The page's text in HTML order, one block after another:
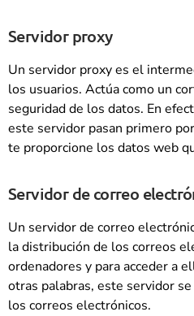
Servidor proxy
Un servidor proxy es el
los usuarios. Actúa como un
seguridad de los datos. En
este servidor pasan primero
te proporcione los datos web
Servidor de correo
Un servidor de correo
la distribución de los correos
ordenadores y para acceder a
otras palabras, este servidor
los correos electrónicos.